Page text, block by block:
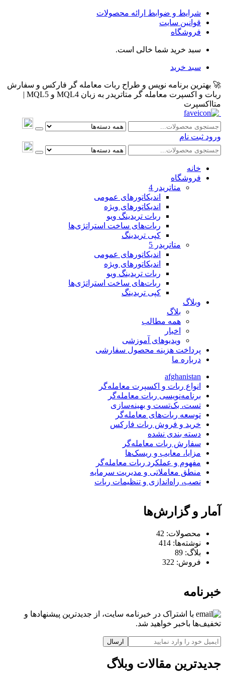
شرایط و ضوابط ارائه محصولات
قوانین سایت
فروشگاه
سبد خرید شما خالی است.
سبد خرید
🚀 بهترین برنامه نویس و طراح ربات معامله گر فارکس و سفارش
ربات و اکسپرت معامله گر متاتریدر به زبان MQL4 و MQL5 |
متااکسپرت
ورود ثبت نام
خانه
فروشگاه
متاتريدر 4
اندیکاتورهای عمومی
اندیکاتورهای ویژه
ربات تریدینگ ویو
ربات‌های ساخت استراتژی‌ها
کپی تریدینگ
متاتريدر 5
اندیکاتورهای عمومی
اندیکاتورهای ویژه
ربات تریدینگ ویو
ربات‌های ساخت استراتژی‌ها
کپی تریدینگ
وبلاگ
بلاگ
همه مطالب
اخبار
ویدیوهای آموزشی
پرداخت هزینه محصول سفارشی
درباره ما
afghanistan
انواع ربات و اکسپرت معامله‌گر
برنامه‌نویسی ربات معامله‌گر
تست، بک‌تست و بهینه‌سازی
توسعه ربات‌های معامله‌گر
خرید و فروش ربات فارکس
دسته بندی نشده
سفارش ربات معامله‌گر
مزایا، معایب و ریسک‌ها
مفهوم و عملکرد ربات معامله‌گر
منطق معاملاتی و مدیریت سرمایه
نصب، راه‌اندازی و تنظیمات ربات
آمار و گزارش‌ها
محصولات: 42
نوشته‌ها: 414
بلاگ: 89
فروش: 322
خبرنامه
با اشتراک در خبرنامه سایت، از جدیدترین پیشنهادها و
تخفیف‌ها باخبر خواهید شد.
ارسال
جدیدترین مقالات وبلاگ